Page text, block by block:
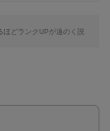
ほどランクUPが遠のく説